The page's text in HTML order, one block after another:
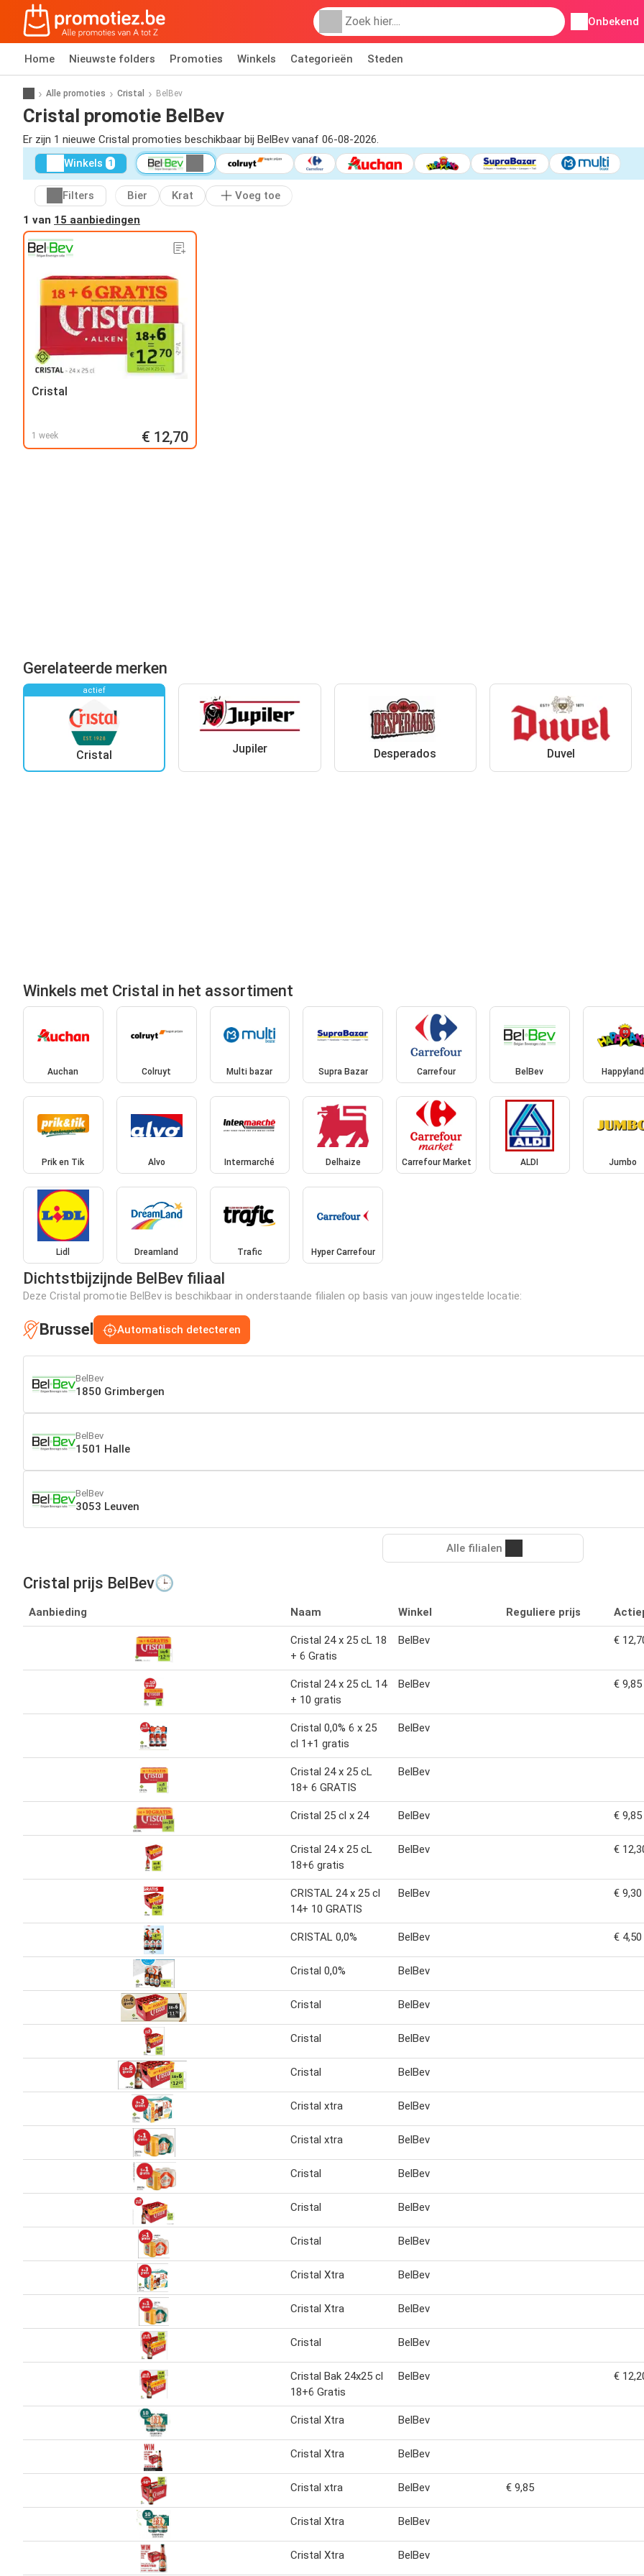
Onbekend
Home Nieuwste folders Promoties Winkels Categorieën Steden
Alle promoties Cristal BelBev
Cristal promotie BelBev
Er zijn 1 nieuwe Cristal promoties beschikbaar bij BelBev vanaf 06-08-2026.
Winkels 1
Filters Bier Krat
Voeg toe
1 van 15 aanbiedingen
Cristal
1 week € 12,70
Gerelateerde merken
actief
Cristal Jupiler Desperados Duvel
Winkels met Cristal in het assortiment
Auchan Colruyt Multi bazar Supra Bazar Carrefour BelBev Happyland
Prik en Tik Alvo Intermarché Delhaize Carrefour Market ALDI Jumbo
Lidl Dreamland Trafic Hyper Carrefour
Dichtstbijzijnde BelBev filiaal
Deze Cristal promotie BelBev is beschikbaar in onderstaande filialen op basis van jouw ingestelde locatie:
Brussel Automatisch detecteren
BelBev
1850 Grimbergen
BelBev
1501 Halle
BelBev
3053 Leuven
Alle filialen
Cristal prijs BelBev🕒
Aanbieding Naam Winkel Reguliere prijs
Cristal 24 x 25 cL 18
+ 6 Gratis
BelBev €
Cristal 24 x 25 cL 14
+ 10 gratis
BelBev € 9,85
Cristal 0,0% 6 x 25
cl 1+1 gratis
BelBev
Cristal 24 x 25 cL
18+ 6 GRATIS
BelBev
Cristal 25 cl x 24 BelBev € 9,85
Cristal 24 x 25 cL
18+6 gratis
BelBev €
CRISTAL 24 x 25 cl
14+ 10 GRATIS
BelBev € 9,30
CRISTAL 0,0% BelBev € 4,50
Cristal 0,0% BelBev
Cristal BelBev
Cristal BelBev
Cristal BelBev
Cristal xtra BelBev
Cristal xtra BelBev
Cristal BelBev
Cristal BelBev
Cristal BelBev
Cristal Xtra BelBev
Cristal Xtra BelBev
Cristal BelBev
Cristal Bak 24x25 cl
18+6 Gratis
BelBev €
Cristal Xtra BelBev
Cristal Xtra BelBev
Cristal xtra BelBev € 9,85
Cristal Xtra BelBev
Cristal Xtra BelBev